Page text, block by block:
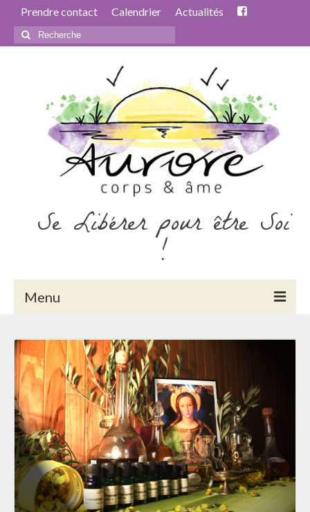
Prendre contact Calendrier Actualités
Rechercher
:
Se Libérer pour être Soi
!
Menu
Psychogénéalogie
La Numérologie Créative
Initiation à la Numérologie
Témoignages Initiation à la Numérologie
LMMA – EMDR
Soins énergétiques en Bioénergie et Reiki